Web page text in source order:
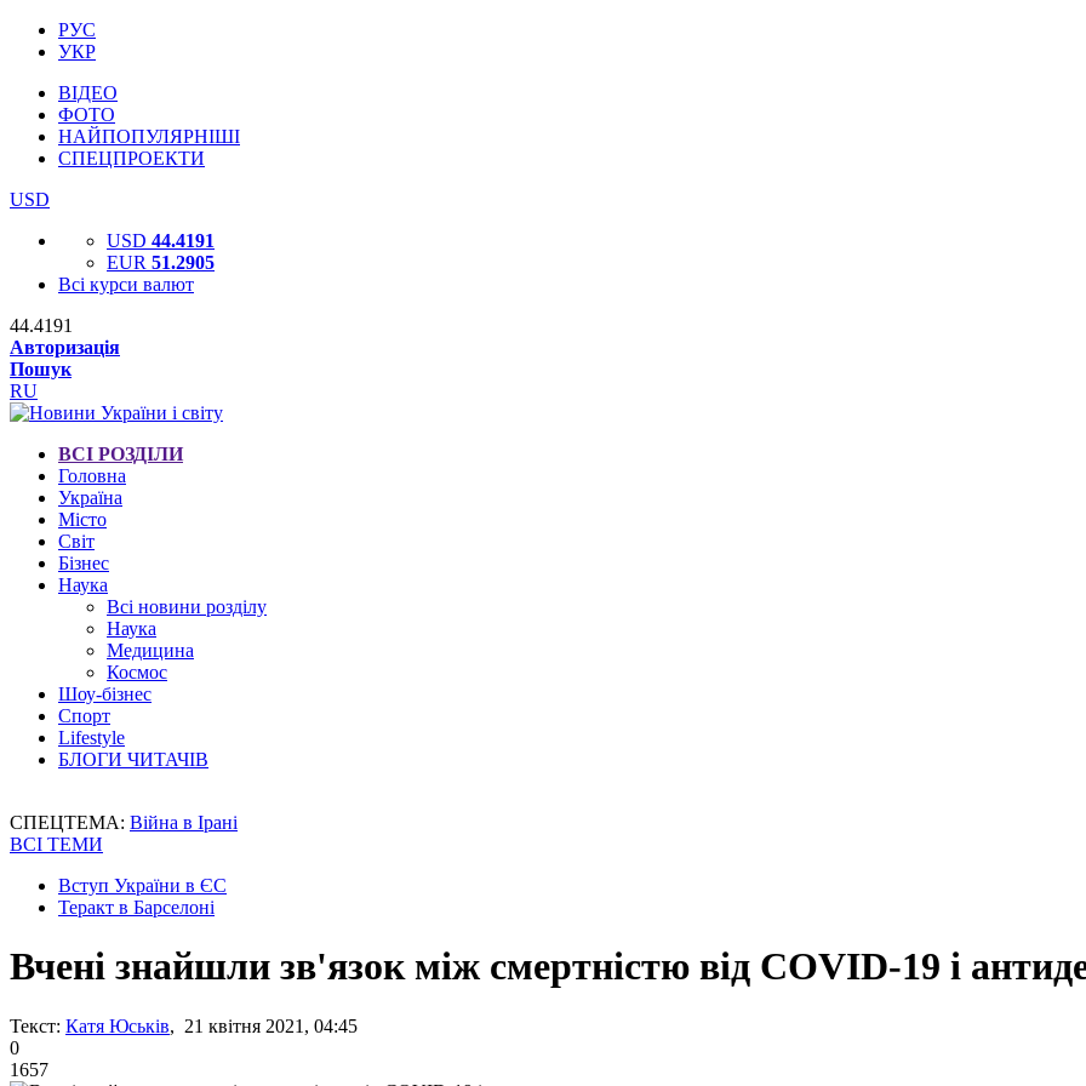
РУС
УКР
ВІДЕО
ФОТО
НАЙПОПУЛЯРНІШІ
СПЕЦПРОЕКТИ
USD
USD 44.4191
EUR 51.2905
Всі курси валют
44.4191
Авторизація
Пошук
RU
ВСІ РОЗДІЛИ
Головна
Україна
Місто
Світ
Бізнес
Наука
Всі новини розділу
Наука
Медицина
Космос
Шоу-бізнес
Спорт
Lifestyle
БЛОГИ ЧИТАЧІВ
СПЕЦТЕМА: Війна в Ірані
ВСІ ТЕМИ
Вступ України в ЄС
Теракт в Барселоні
Вчені знайшли зв'язок між смертністю від COVID-19 і
Текст: Катя Юськів, 21 квітня 2021, 04:45
0
1657